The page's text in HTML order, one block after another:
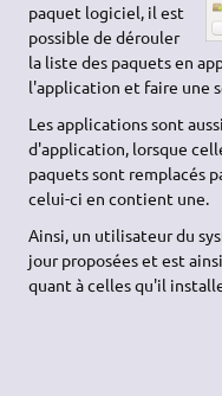
paquet logiciel, il est
possible de dérouler
la liste des paquets en
l'application et faire une
Les applications sont
d'application, lorsque
paquets sont remplacés
celui-ci en contient une.
Ainsi, un utilisateur du
jour proposées et est
quant à celles qu'il